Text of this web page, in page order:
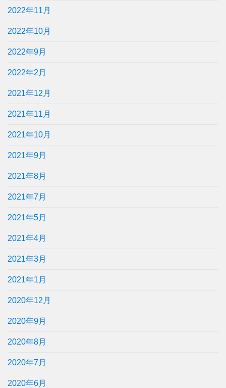
2022年11月
2022年10月
2022年9月
2022年2月
2021年12月
2021年11月
2021年10月
2021年9月
2021年8月
2021年7月
2021年5月
2021年4月
2021年3月
2021年1月
2020年12月
2020年9月
2020年8月
2020年7月
2020年6月